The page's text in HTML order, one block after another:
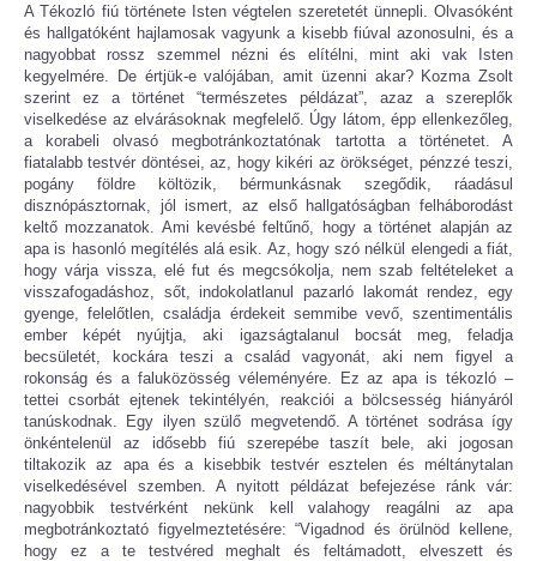
A Tékozló fiú története Isten végtelen szeretetét ünnepli. Olvasóként
és hallgatóként hajlamosak vagyunk a kisebb fiúval azonosulni, és a
nagyobbat rossz szemmel nézni és elítélni, mint aki vak Isten
kegyelmére. De értjük-e valójában, amit üzenni akar? Kozma Zsolt
szerint ez a történet “természetes példázat”, azaz a szereplők
viselkedése az elvárásoknak megfelelő. Úgy látom, épp ellenkezőleg,
a korabeli olvasó megbotránkoztatónak tartotta a történetet. A
fiatalabb testvér döntései, az, hogy kikéri az örökséget, pénzzé teszi,
pogány földre költözik, bérmunkásnak szegődik, ráadásul
disznópásztornak, jól ismert, az első hallgatóságban felháborodást
keltő mozzanatok. Ami kevésbé feltűnő, hogy a történet alapján az
apa is hasonló megítélés alá esik. Az, hogy szó nélkül elengedi a fiát,
hogy várja vissza, elé fut és megcsókolja, nem szab feltételeket a
visszafogadáshoz, sőt, indokolatlanul pazarló lakomát rendez, egy
gyenge, felelőtlen, családja érdekeit semmibe vevő, szentimentális
ember képét nyújtja, aki igazságtalanul bocsát meg, feladja
becsületét, kockára teszi a család vagyonát, aki nem figyel a
rokonság és a faluközösség véleményére. Ez az apa is tékozló –
tettei csorbát ejtenek tekintélyén, reakciói a bölcsesség hiányáról
tanúskodnak. Egy ilyen szülő megvetendő. A történet sodrása így
önkéntelenül az idősebb fiú szerepébe taszít bele, aki jogosan
tiltakozik az apa és a kisebbik testvér esztelen és méltánytalan
viselkedésével szemben. A nyitott példázat befejezése ránk vár:
nagyobbik testvérként nekünk kell valahogy reagálni az apa
megbotránkoztató figyelmeztetésére: “Vigadnod és örülnöd kellene,
hogy ez a te testvéred meghalt és feltámadott, elveszett és